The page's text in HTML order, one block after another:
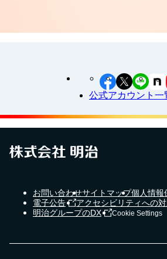
公式アカウント一
お問い合わせサイトマップ個人情報
電子公告
アクセシビリティへの
明治グループのDX
Cookie Settings